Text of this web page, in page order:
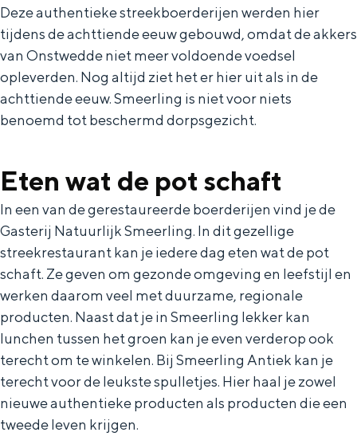
Eten & drinken
Winkelen
Overnachten
Met kinderen
Theater, muziek en musea
REISIDEEËN
Een week in Stad en Ommeland
Een dag op pad in Groningen stad
Dagtripjes zonder auto
Deze authentieke streekboerderijen werden hier
tijdens de achttiende eeuw gebouwd, omdat de akkers
van Onstwedde niet meer voldoende voedsel
opleverden. Nog altijd ziet het er hier uit als in de
achttiende eeuw. Smeerling is niet voor niets
benoemd tot beschermd dorpsgezicht.
Eten wat de pot schaft
In een van de gerestaureerde boerderijen vind je de
Gasterij Natuurlijk Smeerling. In dit gezellige
streekrestaurant kan je iedere dag eten wat de pot
schaft. Ze geven om gezonde omgeving en leefstijl en
werken daarom veel met duurzame, regionale
producten. Naast dat je in Smeerling lekker kan
lunchen tussen het groen kan je even verderop ook
terecht om te winkelen. Bij Smeerling Antiek kan je
terecht voor de leukste spulletjes. Hier haal je zowel
nieuwe authentieke producten als producten die een
tweede leven krijgen.